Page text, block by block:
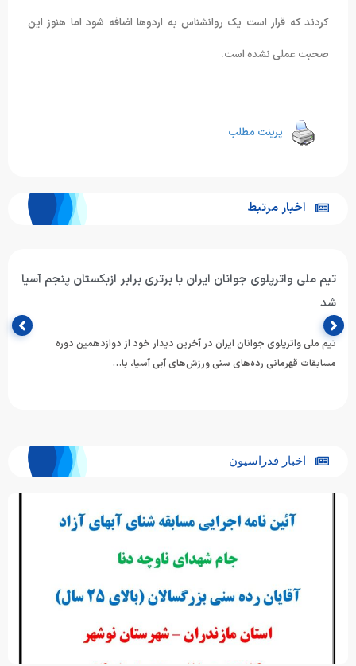
کردند که قرار است یک روانشناس به اردوها اضافه شود اما هنوز این
صحبت عملی نشده است.
پرینت مطلب
اخبار مرتبط
ملی واترپلوی جوانان ایران با برتری برابر ازبکستان پنجم آسیا
ملی واترپلوی جوانان ایران در آخرین دیدار خود از دوازدهمین دوره
قهرمانی رده‌های سنی ورزش‌های آبی آسیا، با…
اخبار فدراسیون